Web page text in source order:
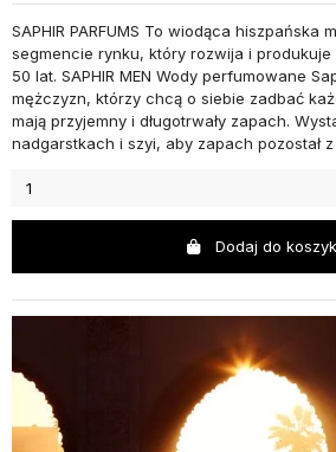
SAPHIR PARFUMS To wiodąca hiszpańska
segmencie rynku, który rozwija i
50 lat. SAPHIR MEN Wody perfumowane
mężczyzn, którzy chcą o siebie zadbać
mają przyjemny i długotrwały zapach.
nadgarstkach i szyi, aby zapach pozostał
Dodaj do